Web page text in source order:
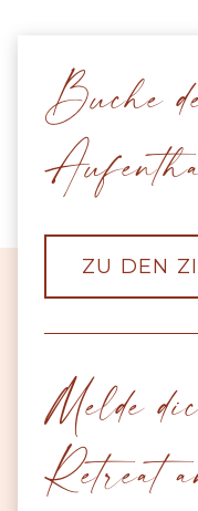
Buche
ZU DEN
Melde
Retreat